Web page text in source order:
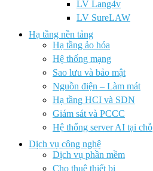
LV Lang4v
LV SureLAW
Hạ tầng nền tảng
Hạ tầng ảo hóa
Hệ thống mạng
Sao lưu và bảo mật
Nguồn điện – Làm mát
Hạ tầng HCI và SDN
Giám sát và PCCC
Hệ thống server AI tại chỗ
Dịch vụ công nghệ
Dịch vụ phần mềm
Cho thuê thiết bị